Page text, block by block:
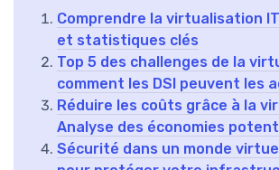
Comprendre la virtualisation
et statistiques clés
Top 5 des challenges de la
comment les DSI peuvent les
Réduire les coûts grâce à la
Analyse des économies
Sécurité dans un monde